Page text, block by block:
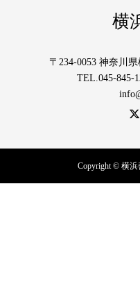
横
〒234-0053 神奈川
TEL.045-845-
Copyright © 横浜